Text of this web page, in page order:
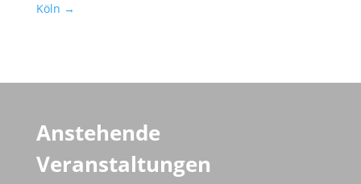
Köln →
Anstehende
Veranstaltungen